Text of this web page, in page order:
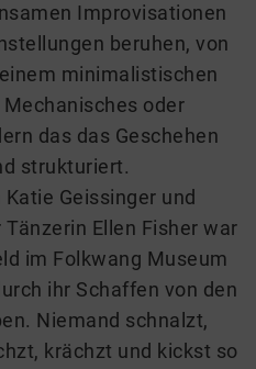
Improvisationen
beruhen, von
minimalistischen
oder
das das Geschehen
strukturiert.
Geissinger und
Ellen Fisher war
im Folkwang Museum
ihr Schaffen von den
Niemand schnalzt,
krächzt und kickst so